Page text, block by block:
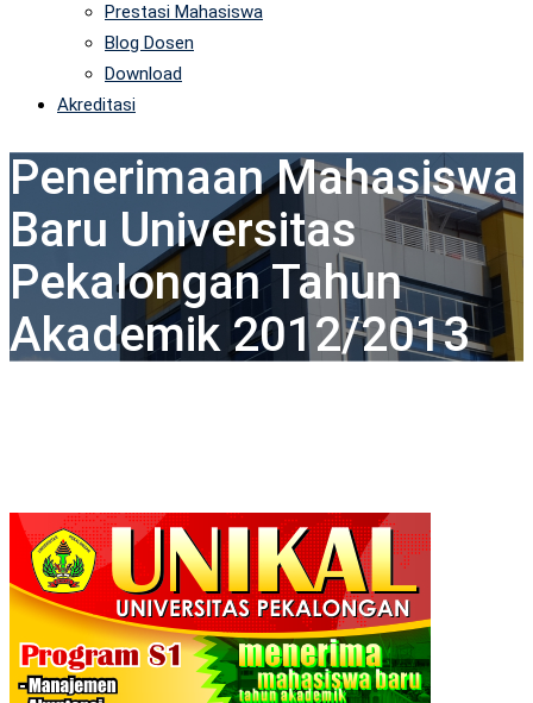
Prestasi Mahasiswa
Blog Dosen
Download
Akreditasi
Penerimaan Mahasiswa
Baru Universitas
Pekalongan Tahun
Akademik 2012/2013